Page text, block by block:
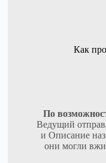
Как
По
Ведущий
и Описание
они могли